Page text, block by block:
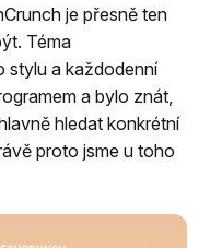
je přesně ten
Téma
stylu a každodenní
a bylo znát,
hledat konkrétní
proto jsme u toho